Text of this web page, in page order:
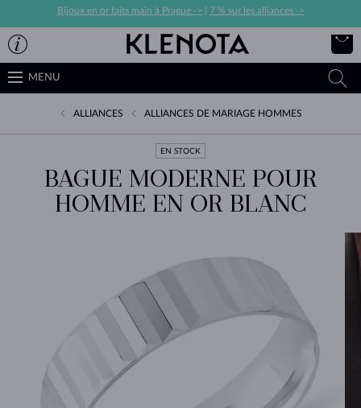
Bijoux en or faits main à Prague -> 7 % sur les alliances ->
MENU
ALLIANCES ALLIANCES DE MARIAGE HOMMES
EN STOCK
BAGUE MODERNE POUR
HOMME EN OR BLANC